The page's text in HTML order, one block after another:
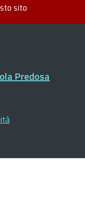
sito
Predosa